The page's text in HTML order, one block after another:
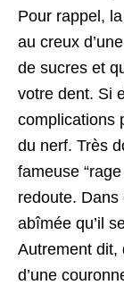
Pour rappel,
au creux
de sucres et
votre dent. Si
complications
du nerf. Très
fameuse
redoute.
abîmée qu’il
Autrement dit,
d’une